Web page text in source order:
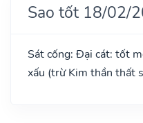
Sao tốt 18/02/
Sát cống: Đại cát: tốt
xấu (trừ Kim thần thất